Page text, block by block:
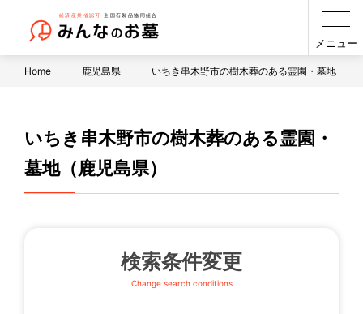
メニュー
Home 鹿児島県 いちき串木野市の樹木葬のある霊園・墓地（鹿
いちき串木野市の樹木葬のある霊園・
墓地（鹿児島県）
検索条件変更
Change search conditions